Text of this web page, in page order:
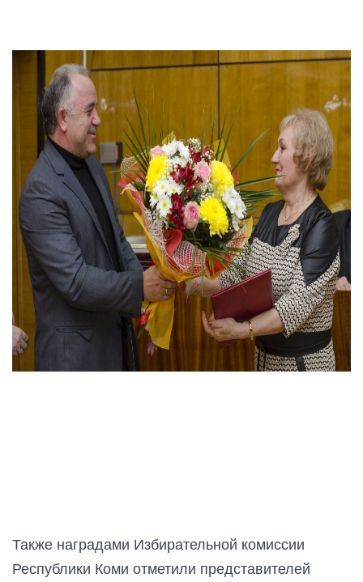
Также наградами Избирательной комиссии
Республики Коми отметили представителей